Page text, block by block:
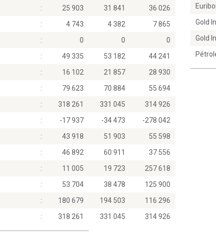
: 25 903 31 841
36 026
: 4 743 4 382
7 865
: 0 0
0
: 49 335 53 182
44 241
: 16 102 21 857
28 930
: 79 623 70 884
55 694
: 318 261 331 045
314 926
: -17 937 -34 473
-278 042
: 43 918 51 903
55 598
: 46 892 60 911
37 556
: 11 005 19 723
257 618
: 53 704 38 478
125 900
: 180 679 194 503
116 296
: 318 261 331 045 314 926
Gold
Gold